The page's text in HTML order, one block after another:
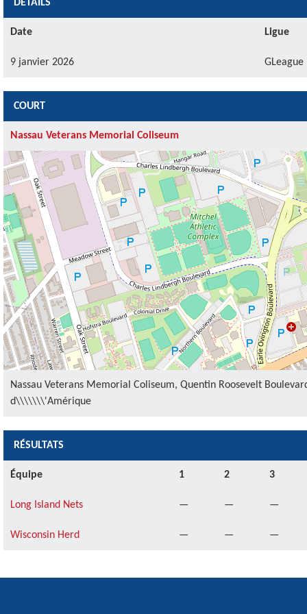
DÉTAILS
Date Ligue
9 janvier 2026 GLeague
COURT
Nassau Veterans Memorial Coliseum
Nassau Veterans Memorial Coliseum, Quentin Roosevelt
d\\\\\\\'Amérique
RÉSULTATS
Équipe 1 2 3
Long Island Nets — — —
Wisconsin Herd — — —